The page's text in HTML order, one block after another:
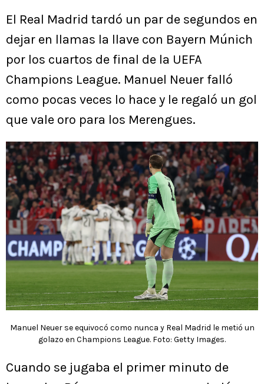
El Real Madrid tardó un par de segundos en
dejar en llamas la llave con Bayern Múnich
por los cuartos de final de la UEFA
Champions League. Manuel Neuer falló
como pocas veces lo hace y le regaló un gol
que vale oro para los Merengues.
Manuel Neuer se equivocó como nunca y Real Madrid le metió un
golazo en Champions League. Foto: Getty Images.
Cuando se jugaba el primer minuto de